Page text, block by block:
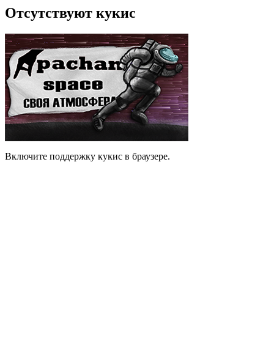
Отсутствуют кукис
Включите поддержку кукис в браузере.